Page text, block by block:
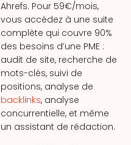
Ahrefs. Pour 59€/mois,
vous accédez à une suite
complète qui couvre 90%
des besoins d’une PME :
audit de site, recherche de
mots-clés, suivi de
positions, analyse de
backlinks, analyse
concurrentielle, et même
un assistant de rédaction.